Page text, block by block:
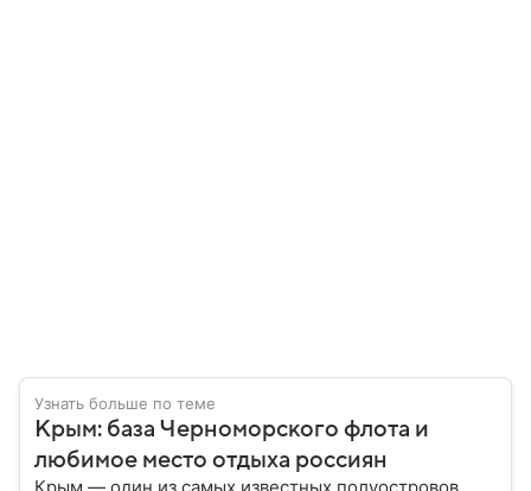
Узнать больше по теме
Крым: база Черноморского флота и
любимое место отдыха россиян